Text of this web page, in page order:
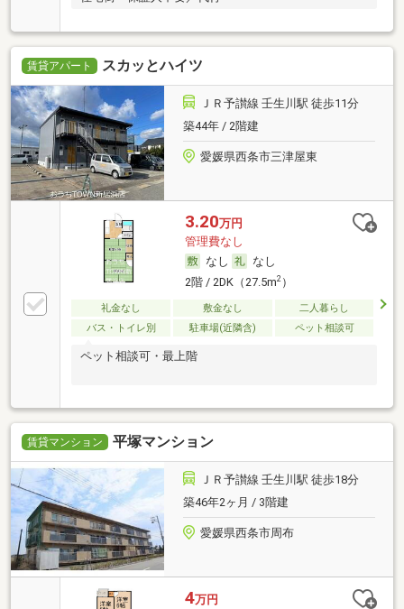
賃貸アパート スカッとハイツ
ＪＲ予讃線 壬生川駅 徒歩11分
築44年 / 2階建
愛媛県西条市三津屋東
3.20万円
管理費なし
なし
なし
2階 / 2DK（27.5m2）
礼金なし 敷金なし
二人暮らし
バス・トイレ別
駐車場(近隣含) ペット相談可
ペット相談可・最上階
賃貸マンション 平塚マンション
ＪＲ予讃線 壬生川駅 徒歩18分
築46年2ヶ月 / 3階建
愛媛県西条市周布
4万円